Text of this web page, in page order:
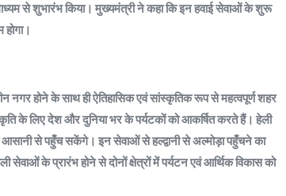
से शुभारंभ किया। मुख्यमंत्री ने कहा कि इन हवाई सेवाओं के शुरू
नगर होने के साथ ही ऐतिहासिक एवं सांस्कृतिक रूप से महत्वपूर्ण शहर
के लिए देश और दुनिया भर के पर्यटकों को आकर्षित करते हैं। हेली
से पहुँच सकेंगे। इन सेवाओं से हल्द्वानी से अल्मोड़ा पहुँचने का
के प्रारंभ होने से दोनों क्षेत्रों में पर्यटन एवं आर्थिक विकास को